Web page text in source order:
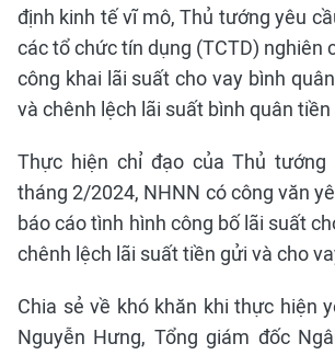
định kinh tế vĩ mô, Thủ tướng yêu
các tổ chức tín dụng (TCTD) nghiên
công khai lãi suất cho vay bình
và chênh lệch lãi suất bình quân tiền
Thực hiện chỉ đạo của Thủ tướng
tháng 2/2024, NHNN có công văn
báo cáo tình hình công bố lãi suất
chênh lệch lãi suất tiền gửi và cho
Chia sẻ về khó khăn khi thực hiện
Nguyễn Hưng, Tổng giám đốc